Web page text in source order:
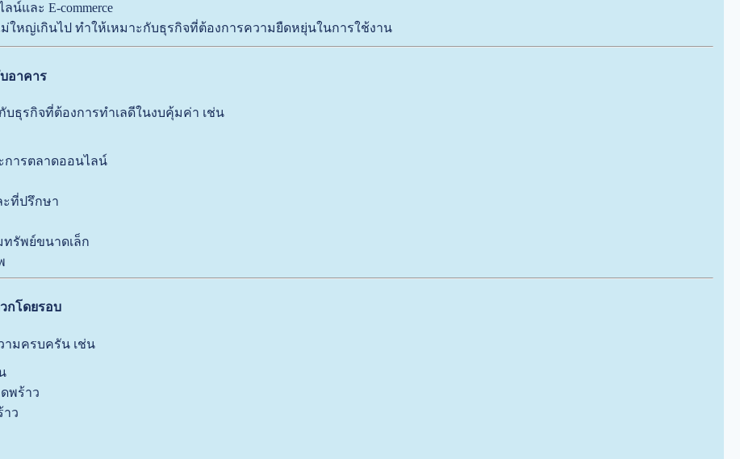
น์และ E-commerce
ใหญ่เกินไป ทำให้เหมาะกับธุรกิจที่ต้องการความยืดหยุ่นในการใช้งาน
อาคาร
บธุรกิจที่ต้องการทำเลดีในงบคุ้มค่า เช่น
การตลาดออนไลน์
ะที่ปรึกษา
รัพย์ขนาดเล็ก
กโดยรอบ
มครบครัน เช่น
พร้าว
าว